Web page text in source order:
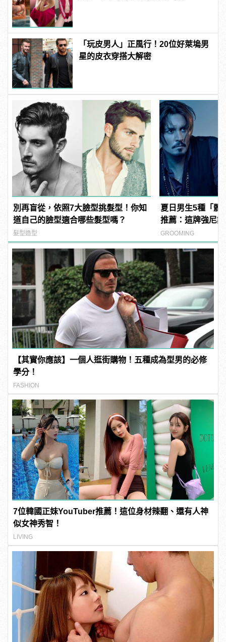
「玩皮男人」正風行！20位好萊塢男
星的皮衣穿搭大解密
別再盲從，依照7大臉型挑髮型！你知
道自己的臉型適合哪些髮型嗎？
髮型造型
夏日男生5種「體
推薦：這牌強尼
GROOMING
【其實你應該】一個人逛街購物！五種成為型男的必修
學分！
FASHION
7位韓國正妹YouTuber推薦！這位身材辣翻、還有人神
似女神秀智！
LIVING